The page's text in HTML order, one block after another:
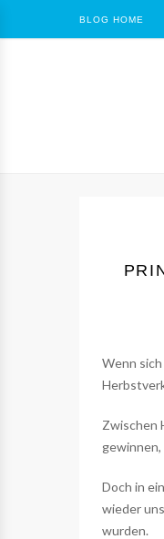
BLOG HOME
Wenn
Zwischen
Doch in
wieder
wurden.